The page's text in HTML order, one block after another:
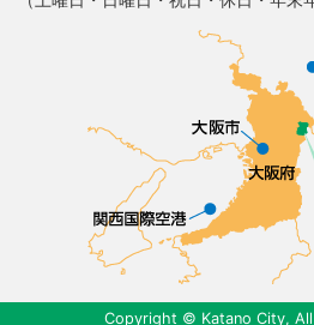
Copyright © Katano City,